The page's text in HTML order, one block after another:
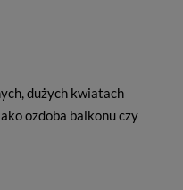
dużych kwiatach
ozdoba balkonu czy